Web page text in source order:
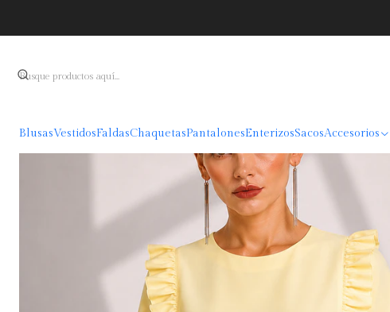
BlusasVestidosFaldasChaquetasPantalonesEnterizosSacosAccesorios